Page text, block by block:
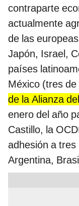
contraparte
actualmente
de las
Japón, Israel,
países
México (tres
de la Alianza
enero del año
Castillo, la
adhesión a
Argentina,